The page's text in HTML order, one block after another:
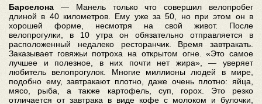
Барселона — Манель только что совершил велопробег
длиной в 40 километров. Ему уже за 50, но при этом он в
хорошей форме, несмотря на свой живот. После
велопрогулки, в 10 утра он обязательно отправляется в
расположенный недалеко ресторанчик. Время завтракать.
Заказывает говяжьи потроха на открытом огне. «Это самое
лучшее и полезное, в них почти нет жира», — уверяет
любитель велопрогулок. Многие миллионы людей в мире,
подобно ему, завтракают плотно, даже очень плотно: яйца,
мясо, рыба, а также картофель, суп, горох. Это резко
отличается от завтрака в виде кофе с молоком и булочки,